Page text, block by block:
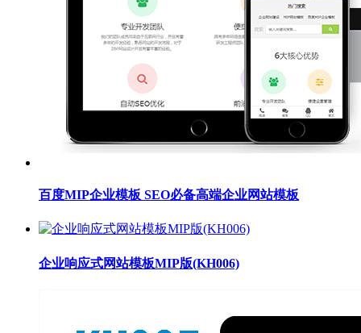
百度MIP企业模板 SEO必备高端企业网站模板
企业响应式网站模板MIP版(KH006)